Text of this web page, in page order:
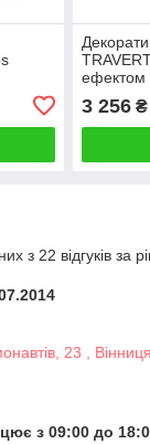
ефектом
3 256₴
з 22 відгуків за
23 ,
з 09:00 до